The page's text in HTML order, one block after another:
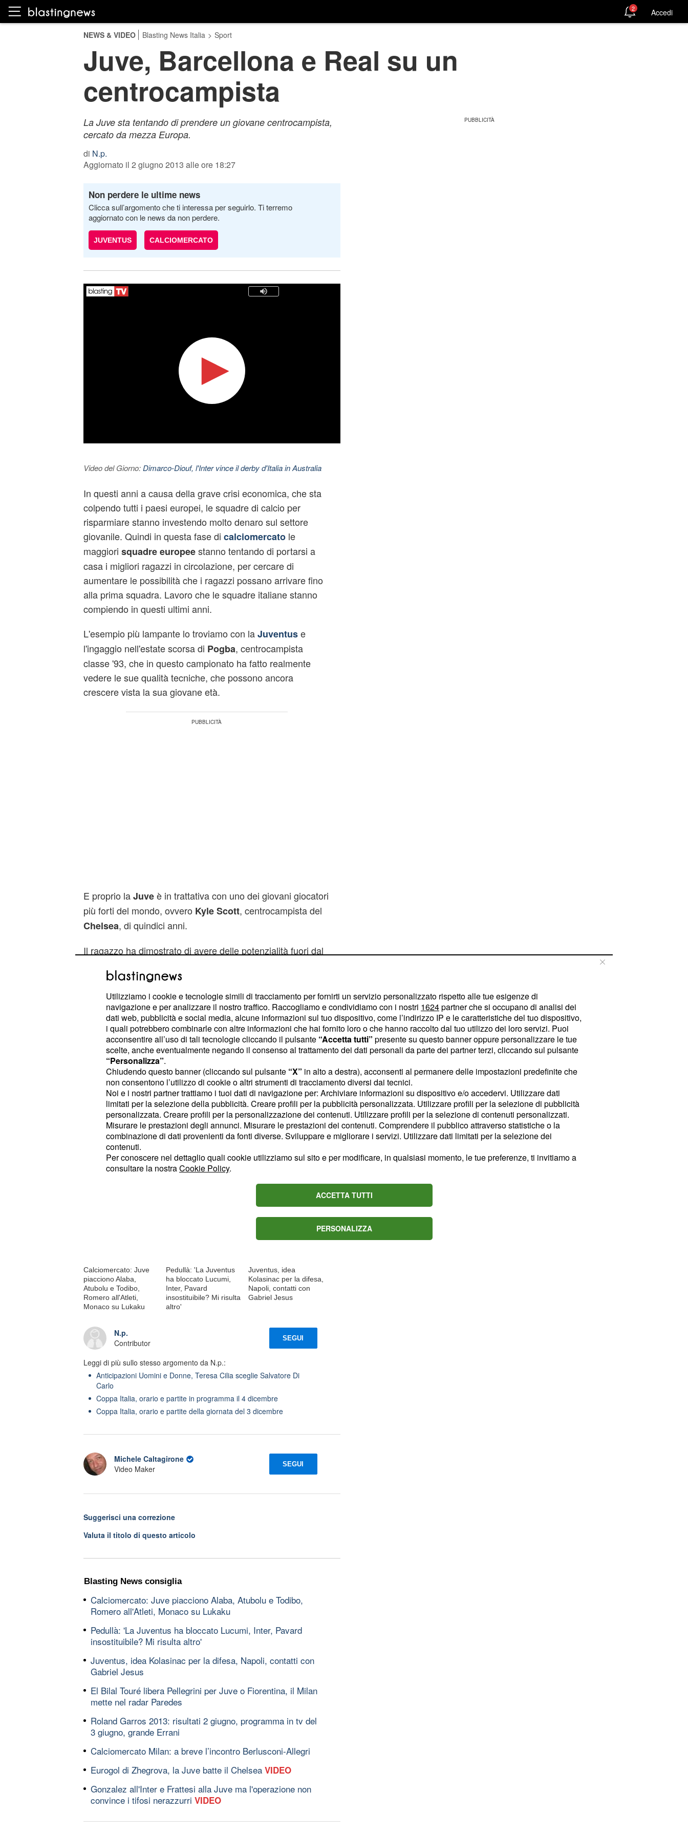
2 Accedi
NEWS & VIDEO Blasting News Italia > Sport
Juve, Barcellona e Real su un
centrocampista
La Juve sta tentando di prendere un giovane centrocampista,
cercato da mezza Europa.
di N.p.
Aggiornato il 2 giugno 2013 alle ore 18:27
Non perdere le ultime news
Clicca sull’argomento che ti interessa per seguirlo. Ti terremo
aggiornato con le news da non perdere.
JUVENTUS CALCIOMERCATO
Video del Giorno: Dimarco-Diouf, l'Inter vince il derby d'Italia in Australia
In questi anni a causa della grave crisi economica, che sta
colpendo tutti i paesi europei, le squadre di calcio per
risparmiare stanno investendo molto denaro sul settore
giovanile. Quindi in questa fase di calciomercatole
maggiori squadre europeestanno tentando di portarsi a
casa i migliori ragazzi in circolazione, per cercare di
aumentare le possibilità che i ragazzi possano arrivare fino
alla prima squadra. Lavoro che le squadre italiane stanno
compiendo in questi ultimi anni.
L'esempio più lampante lo troviamo con la Juventuse
l'ingaggio nell'estate scorsa di Pogba, centrocampista
classe '93, che in questo campionato ha fatto realmente
vedere le sue qualità tecniche, che possono ancora
crescere vista la sua giovane età.
E proprio laJuveè in trattativa con uno dei giovani giocatori
più forti del mondo, ovvero Kyle Scott, centrocampista del
Chelsea, di quindici anni.
Il ragazzo ha dimostrato di avere delle potenzialità fuori dal
osservatori di ogni club europeo. Su di lui oltre alla
BarcellonaeReal Madridche sono disposte a fare
follie per portarlo nei loro rispettivi club. Oltre a militare nel
Chelsea il ragazzo gioca regolarmente con la Nazionale
Under 16 Inglese.
Di certo un futuro campione, che se la
comprare aumenterebbe vertiginosamente la possibilità di
tornare grandissimi in Europa e quindi inChampions
Leaguenei prossimi anni. Insomma giovani campioni
crescono.
© RIPRODUZIONE VIETATA
Content sponsored by Outbrain
Calciomercato: Juve
piacciono Alaba,
Atubolu e Todibo,
Romero all'Atleti,
Monaco su Lukaku
Pedullà: 'La Juventus
ha bloccato Lucumi,
Inter, Pavard
insostituibile? Mi risulta
altro'
Juventus, idea
Kolasinac per la difesa,
Napoli, contatti con
Gabriel Jesus
N.p.
Contributor
SEGUI
Leggi di più sullo stesso argomento da N.p.:
Anticipazioni Uomini e Donne, Teresa Cilia sceglie Salvatore Di
Carlo
Coppa Italia, orario e partite in programma il 4 dicembre
Coppa Italia, orario e partite della giornata del 3 dicembre
Michele Caltagirone
Video Maker
SEGUI
Suggerisci una correzione
Valuta il titolo di questo articolo
Blasting News consiglia
Calciomercato: Juve piacciono Alaba, Atubolu e Todibo,
Romero all'Atleti, Monaco su Lukaku
Pedullà: 'La Juventus ha bloccato Lucumi, Inter, Pavard
insostituibile? Mi risulta altro'
Juventus, idea Kolasinac per la difesa, Napoli, contatti con
Gabriel Jesus
El Bilal Touré libera Pellegrini per Juve o Fiorentina, il Milan
mette nel radar Paredes
Roland Garros 2013: risultati 2 giugno, programma in tv del
3 giugno, grande Errani
Calciomercato Milan: a breve l’incontro Berlusconi-Allegri
Eurogol di Zhegrova, la Juve batte il Chelsea VIDEO
Gonzalez all'Inter e Frattesi alla Juve ma l'operazione non
convince i tifosi nerazzurri VIDEO
Utilizziamo i cookie e tecnologie simili di tracciamento per fornirti un servizio personalizzato rispetto alle tue esigenze di
navigazione e per analizzare il nostro traffico. Raccogliamo e condividiamo con i nostri 1624partner che si occupano di analisi dei
dati web, pubblicità e social media, alcune informazioni sul tuo dispositivo, come l’indirizzo IP e le caratteristiche del tuo dispositivo,
i quali potrebbero combinarle con altre informazioni che hai fornito loro o che hanno raccolto dal tuo utilizzo dei loro servizi. Puoi
acconsentire all’uso di tali tecnologie cliccando il pulsante “Accetta tutti” presente su questo banner oppure personalizzare le tue
scelte, anche eventualmente negando il consenso al trattamento dei dati personali da parte dei partner terzi, cliccando sul pulsante
“Personalizza”.
Chiudendo questo banner (cliccando sul pulsante “X” in alto a destra), acconsenti al permanere delle impostazioni predefinite che
non consentono l’utilizzo di cookie o altri strumenti di tracciamento diversi dai tecnici.
Noi e i nostri partner trattiamo i tuoi dati di navigazione per: Archiviare informazioni su dispositivo e/o accedervi. Utilizzare dati
limitati per la selezione della pubblicità. Creare profili per la pubblicità personalizzata. Utilizzare profili per la selezione di pubblicità
personalizzata. Creare profili per la personalizzazione dei contenuti. Utilizzare profili per la selezione di contenuti personalizzati.
Misurare le prestazioni degli annunci. Misurare le prestazioni dei contenuti. Comprendere il pubblico attraverso statistiche o la
combinazione di dati provenienti da fonti diverse. Sviluppare e migliorare i servizi. Utilizzare dati limitati per la selezione dei
contenuti.
Per conoscere nel dettaglio quali cookie utilizziamo sul sito e per modificare, in qualsiasi momento, le tue preferenze, ti invitiamo a
consultare la nostraCookie Policy.
ACCETTA TUTTI
PERSONALIZZA